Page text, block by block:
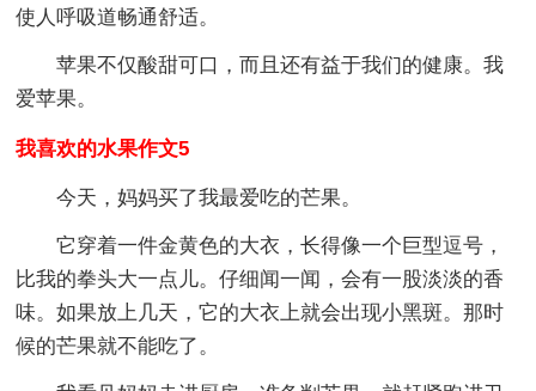
使人呼吸道畅通舒适。
苹果不仅酸甜可口，而且还有益于我们的健康。我
爱苹果。
我喜欢的水果作文5
今天，妈妈买了我最爱吃的芒果。
它穿着一件金黄色的大衣，长得像一个巨型逗号，
比我的拳头大一点儿。仔细闻一闻，会有一股淡淡的香
味。如果放上几天，它的大衣上就会出现小黑斑。那时
候的芒果就不能吃了。